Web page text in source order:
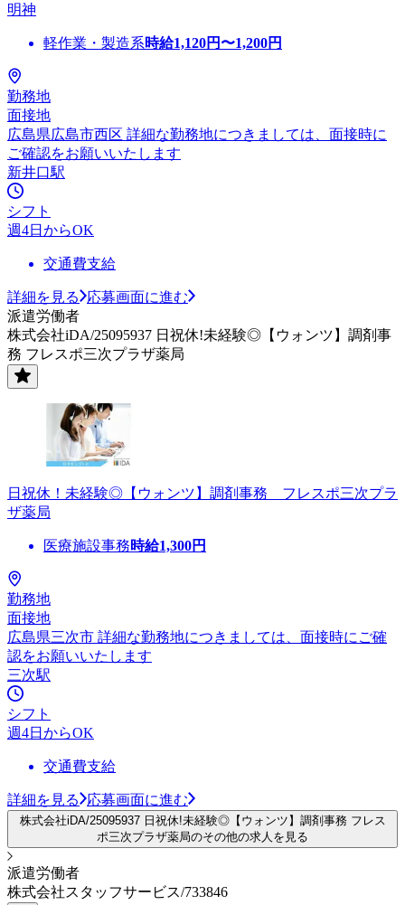
明神
軽作業・製造系時給1,120円〜1,200円
勤務地
面接地
広島県広島市西区 詳細な勤務地につきましては、面接時に
ご確認をお願いいたします
新井口駅
シフト
週4日からOK
交通費支給
詳細を見る
応募画面に進む
派遣労働者
株式会社iDA/25095937 日祝休!未経験◎【ウォンツ】調剤事
務 フレスポ三次プラザ薬局
日祝休！未経験◎【ウォンツ】調剤事務 フレスポ三次プラ
ザ薬局
医療施設事務時給1,300円
勤務地
面接地
広島県三次市 詳細な勤務地につきましては、面接時にご確
認をお願いいたします
三次駅
シフト
週4日からOK
交通費支給
詳細を見る 応募画面に進む
株式会社iDA/25095937 日祝休!未経験◎【ウォンツ】調剤事務 フレス
ポ三次プラザ薬局のその他の求人を見る
派遣労働者
株式会社スタッフサービス/733846